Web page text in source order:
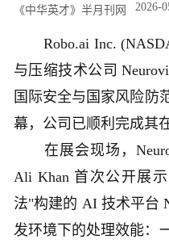
《中华英才》半月刊网 2026-
Robo.ai Inc.
与压缩技术公司
国际安全与国家风险防
幕，公司已顺利完成其
在展会现场，
Ali Khan 首次公开展
法"构建的 AI 技术平台
发环境下的处理效能：